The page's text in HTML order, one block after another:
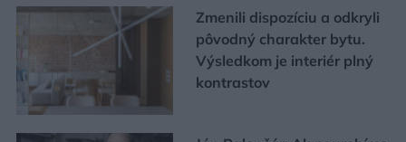
Zmenili dispozíciu a odkryli
pôvodný charakter bytu.
Výsledkom je interiér plný
kontrastov